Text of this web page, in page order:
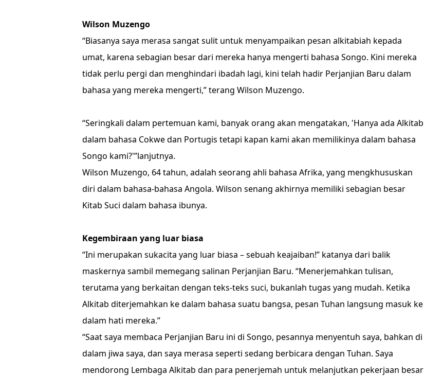
Wilson Muzengo
“Biasanya saya merasa sangat sulit untuk menyampaikan pesan alkitabiah kepada
umat, karena sebagian besar dari mereka hanya mengerti bahasa Songo. Kini mereka
tidak perlu pergi dan menghindari ibadah lagi, kini telah hadir Perjanjian Baru dalam
bahasa yang mereka mengerti,” terang Wilson Muzengo.
“Seringkali dalam pertemuan kami, banyak orang akan mengatakan, 'Hanya ada Alkitab
dalam bahasa Cokwe dan Portugis tetapi kapan kami akan memilikinya dalam bahasa
Songo kami?'”lanjutnya.
Wilson Muzengo, 64 tahun, adalah seorang ahli bahasa Afrika, yang mengkhususkan
diri dalam bahasa-bahasa Angola. Wilson senang akhirnya memiliki sebagian besar
Kitab Suci dalam bahasa ibunya.
Kegembiraan yang luar biasa
“Ini merupakan sukacita yang luar biasa – sebuah keajaiban!” katanya dari balik
maskernya sambil memegang salinan Perjanjian Baru. “Menerjemahkan tulisan,
terutama yang berkaitan dengan teks-teks suci, bukanlah tugas yang mudah. Ketika
Alkitab diterjemahkan ke dalam bahasa suatu bangsa, pesan Tuhan langsung masuk ke
dalam hati mereka.”
“Saat saya membaca Perjanjian Baru ini di Songo, pesannya menyentuh saya, bahkan di
dalam jiwa saya, dan saya merasa seperti sedang berbicara dengan Tuhan. Saya
mendorong Lembaga Alkitab dan para penerjemah untuk melanjutkan pekerjaan besar